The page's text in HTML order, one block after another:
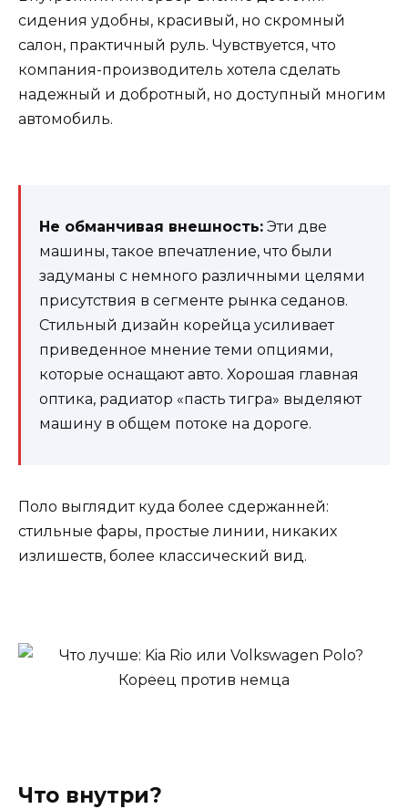
сидения удобны, красивый, но скромный
салон, практичный руль. Чувствуется, что
компания-производитель хотела сделать
надежный и добротный, но доступный многим
автомобиль.
Не обманчивая внешность: Эти две
машины, такое впечатление, что были
задуманы с немного различными целями
присутствия в сегменте рынка седанов.
Стильный дизайн корейца усиливает
приведенное мнение теми опциями,
которые оснащают авто. Хорошая главная
оптика, радиатор «пасть тигра» выделяют
машину в общем потоке на дороге.
Поло выглядит куда более сдержанней:
стильные фары, простые линии, никаких
излишеств, более классический вид.
Что внутри?